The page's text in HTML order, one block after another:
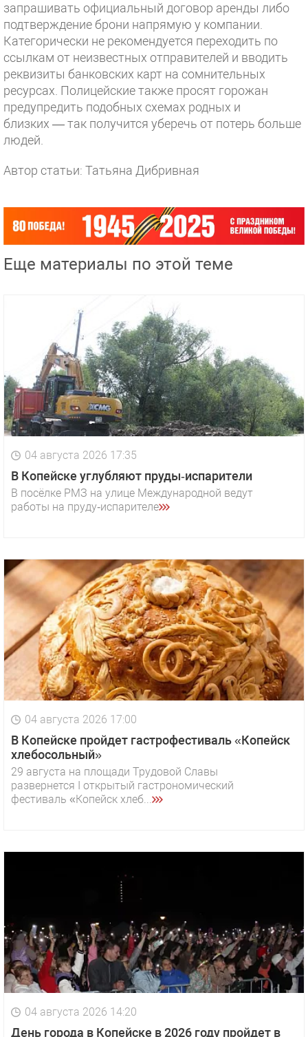
запрашивать официальный договор аренды либо
подтверждение брони напрямую у компании.
Категорически не рекомендуется переходить по
ссылкам от неизвестных отправителей и вводить
реквизиты банковских карт на сомнительных
ресурсах. Полицейские также просят горожан
предупредить подобных схемах родных и
близких — так получится уберечь от потерь больше
людей.
Автор статьи: Татьяна Дибривная
Еще материалы по этой теме
04 августа 2026 17:35
В Копейске углубляют пруды‑испарители
В посёлке РМЗ на улице Международной ведут
работы на пруду‑испарителе
04 августа 2026 17:00
В Копейске пройдет гастрофестиваль «Копейск
хлебосольный»
29 августа на площади Трудовой Славы
развернется I открытый гастрономический
фестиваль «Копейск хлеб...
04 августа 2026 14:20
День города в Копейске в 2026 году пройдет в